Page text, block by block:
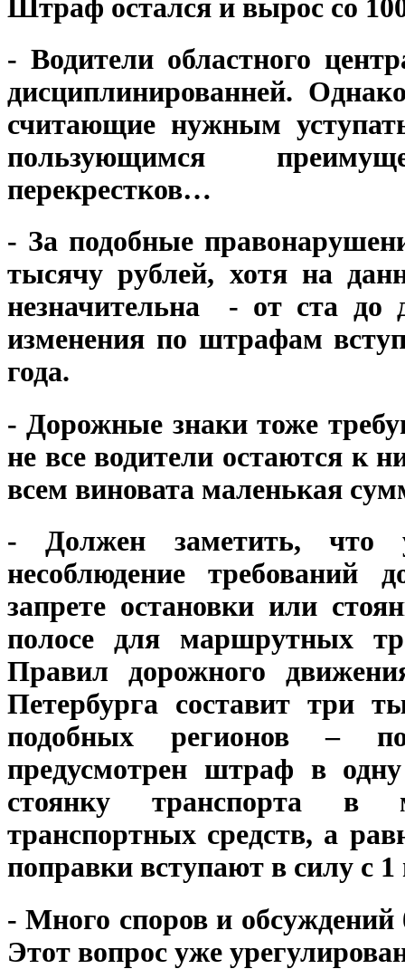
Штраф остался и вырос со
- Водители областного
дисциплинированней.
считающие нужным
пользующимся
перекрестков…
- За подобные
тысячу рублей, хотя на
незначительна - от ста до
изменения по штрафам
года.
- Дорожные знаки тоже
не все водители остаются
всем виновата маленькая
- Должен заметить, что
несоблюдение
запрете остановки или
полосе для маршрутных
Правил дорожного
Петербурга составит три
подобных регионов –
предусмотрен штраф в
стоянку транспорта в
транспортных средств, а
поправки вступают в силу с
- Много споров и обсуждений
Этот вопрос уже